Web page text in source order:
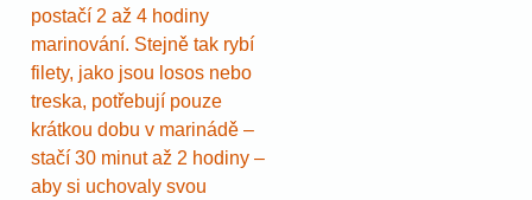
postačí 2 až 4 hodiny
marinování. Stejně tak rybí
filety, jako jsou losos nebo
treska, potřebují pouze
krátkou dobu v marinádě –
stačí 30 minut až 2 hodiny –
aby si uchovaly svou